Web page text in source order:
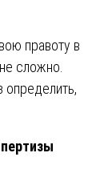
правоту в
сложно.
определить,